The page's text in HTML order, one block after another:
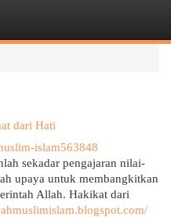
dari Hati
islam563848
sekadar pengajaran nilai-
upaya untuk membangkitkan
Allah. Hakikat dari